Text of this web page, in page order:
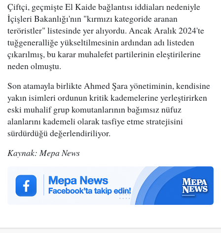
Çiftçi, geçmişte El Kaide bağlantısı iddiaları nedeniyle
İçişleri Bakanlığı'nın "kırmızı kategoride aranan
teröristler" listesinde yer alıyordu. Ancak Aralık 2024'te
tuğgeneralliğe yükseltilmesinin ardından adı listeden
çıkarılmış, bu karar muhalefet partilerinin eleştirilerine
neden olmuştu.
Son atamayla birlikte Ahmed Şara yönetiminin, kendisine
yakın isimleri ordunun kritik kademelerine yerleştirirken
eski muhalif grup komutanlarının bağımsız nüfuz
alanlarını kademeli olarak tasfiye etme stratejisini
sürdürdüğü değerlendiriliyor.
Kaynak: Mepa News